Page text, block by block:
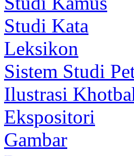
Studi Kata
Leksikon
Sistem Studi
Ilustrasi
Ekspositori
Gambar